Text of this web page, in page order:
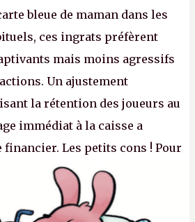
bleue de maman dans les
ces ingrats préfèrent
mais moins agressifs
Un ajustement
la rétention des joueurs au
immédiat à la caisse a
financier. Les petits cons ! Pour
David Baszucki peut compter
en Russie et l'explosion des
%). L'avenir appartient donc